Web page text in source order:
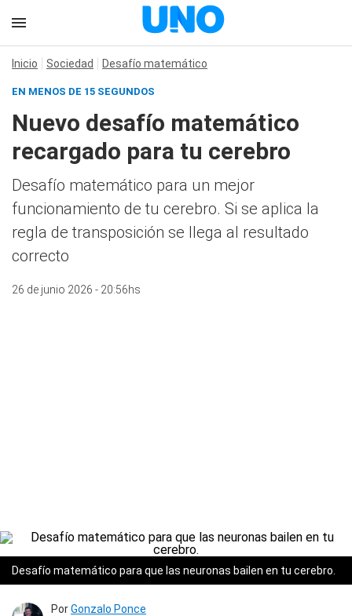
Inicio Sociedad Desafío matemático
EN MENOS DE 15 SEGUNDOS
Nuevo desafío matemático
recargado para tu cerebro
Desafío matemático para un mejor
funcionamiento de tu cerebro. Si se aplica la
regla de transposición se llega al resultado
correcto
26 de junio 2026 - 20:56hs
Desafío matemático para que las neuronas bailen en tu cerebro.
PorGonzalo Ponce